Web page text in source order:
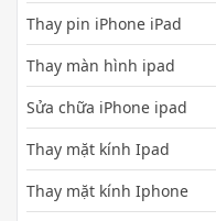
Thay pin iPhone iPad
Thay màn hình ipad
Sửa chữa iPhone ipad
Thay mặt kính Ipad
Thay mặt kính Iphone